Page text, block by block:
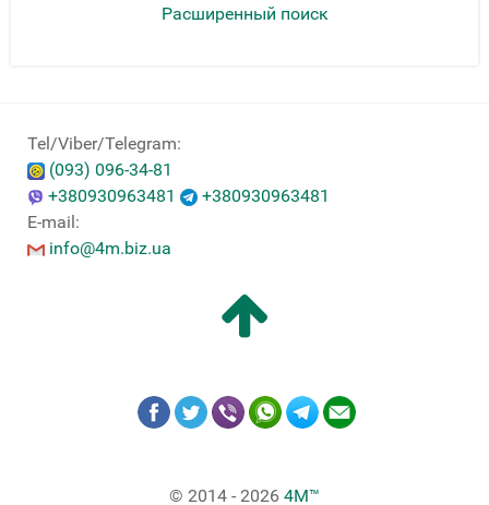
Расширенный поиск
Tel/Viber/Telegram:
(093) 096-34-81
+380930963481
+380930963481
E-mail:
info@4m.biz.ua
© 2014 - 2026 4M™